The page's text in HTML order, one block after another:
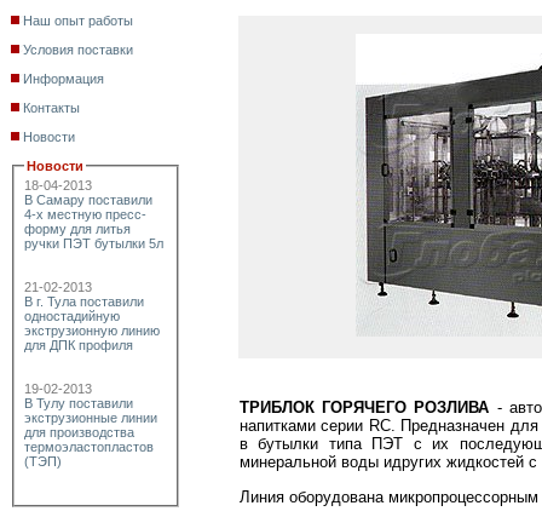
Наш опыт работы
Условия поставки
Информация
Контакты
Новости
Новости
18-04-2013
В Самару поставили
4-х местную пресс-
форму для литья
ручки ПЭТ бутылки 5л
21-02-2013
В г. Тула поставили
одностадийную
экструзионную линию
для ДПК профиля
19-02-2013
В Тулу поставили
экструзионные линии
для производства
термоэластопластов
(ТЭП)
ТРИБЛОК ГОРЯЧЕГО РОЗЛИВА -
напитками серии RC. Предназначен
в бутылки типа ПЭТ с их
минеральной воды идругих жидкостей
Линия оборудована